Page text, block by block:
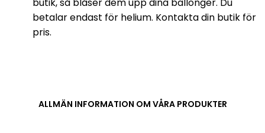
betalar endast för helium. Kontakta din butik för
pris.
ALLMÄN INFORMATION OM VÅRA PRODUKTER